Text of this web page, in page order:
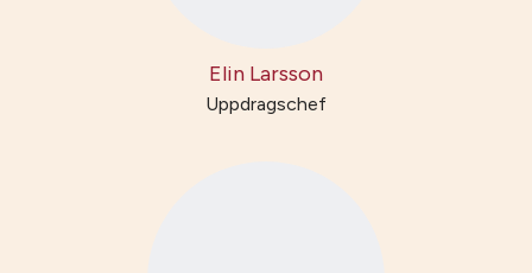
Elin Larsson
Uppdragschef